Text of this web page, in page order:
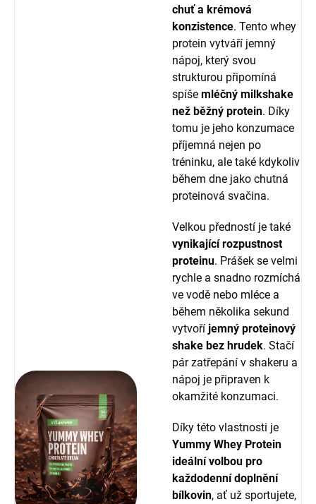
chuť a krémová
konzistence. Tento whey
protein vytváří jemný
nápoj, který svou
strukturou připomíná
spíše mléčný milkshake
než běžný protein. Díky
tomu je jeho konzumace
příjemná nejen po
tréninku, ale také kdykoliv
během dne jako chutná
proteinová svačina.
Velkou předností je také
vynikající rozpustnost
proteinu. Prášek se velmi
rychle a snadno rozmíchá
ve vodě nebo mléce a
během několika sekund
vytvoří jemný proteinový
shake bez hrudek. Stačí
pár zatřepání v shakeru a
nápoj je připraven k
okamžité konzumaci.
Díky této vlastnosti je
Yummy Whey Protein
ideální volbou pro
každodenní doplnění
bílkovin, ať už sportujete,